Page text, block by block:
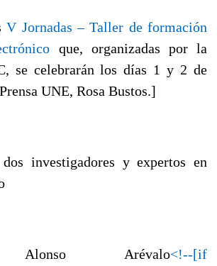
V Jornadas – Taller de formación
que, organizadas por la
se celebrarán los días 1 y 2 de
UNE, Rosa Bustos.]
investigadores y expertos en
Arévalo<!--[if